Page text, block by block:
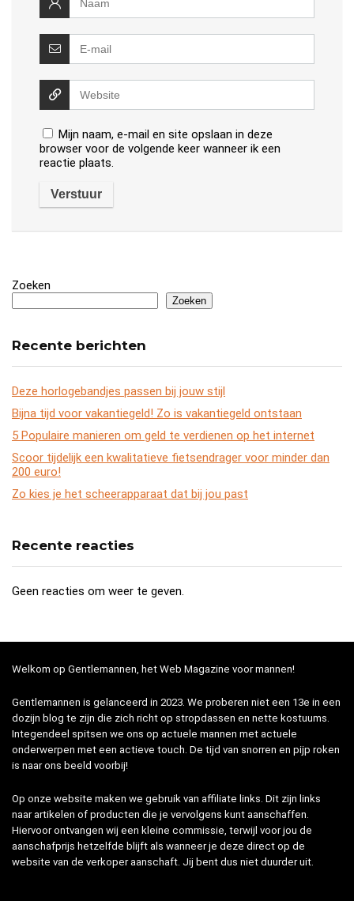
Mijn naam, e-mail en site opslaan in deze
browser voor de volgende keer wanneer ik een
reactie plaats.
Zoeken
Zoeken
Recente berichten
Deze horlogebandjes passen bij jouw stijl
Bijna tijd voor vakantiegeld! Zo is vakantiegeld ontstaan
5 Populaire manieren om geld te verdienen op het internet
Scoor tijdelijk een kwalitatieve fietsendrager voor minder dan
200 euro!
Zo kies je het scheerapparaat dat bij jou past
Recente reacties
Geen reacties om weer te geven.
Welkom op Gentlemannen, het Web Magazine voor mannen!
Gentlemannen is gelanceerd in 2023. We proberen niet een 13e in een
dozijn blog te zijn die zich richt op stropdassen en nette kostuums.
Integendeel spitsen we ons op actuele mannen met actuele
onderwerpen met een actieve touch. De tijd van snorren en pijp roken
is naar ons beeld voorbij!
Op onze website maken we gebruik van affiliate links. Dit zijn links
naar artikelen of producten die je vervolgens kunt aanschaffen.
Hiervoor ontvangen wij een kleine commissie, terwijl voor jou de
aanschafprijs hetzelfde blijft als wanneer je deze direct op de
website van de verkoper aanschaft. Jij bent dus niet duurder uit.